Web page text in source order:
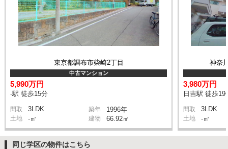
東京都調布市柴崎2丁目
中古マンション
5,990万円
-駅 徒歩15分
間取 3LDK 築年 1996年
土地 -㎡ 建物 66.92㎡
神奈
3,980万円
日吉駅 徒歩19
間取 3LDK
土地 -㎡
同じ学区の物件はこちら